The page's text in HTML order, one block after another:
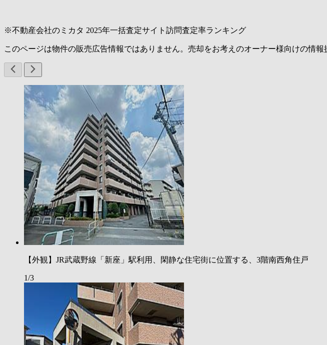
※不動産会社のミカタ 2025年一括査定サイト訪問査定率ランキング
このページは物件の販売広告情報ではありません。売却をお考えのオーナー様向けの情報
【外観】JR武蔵野線「新座」駅利用、閑静な住宅街に位置する、3階南西角住戸
1/3